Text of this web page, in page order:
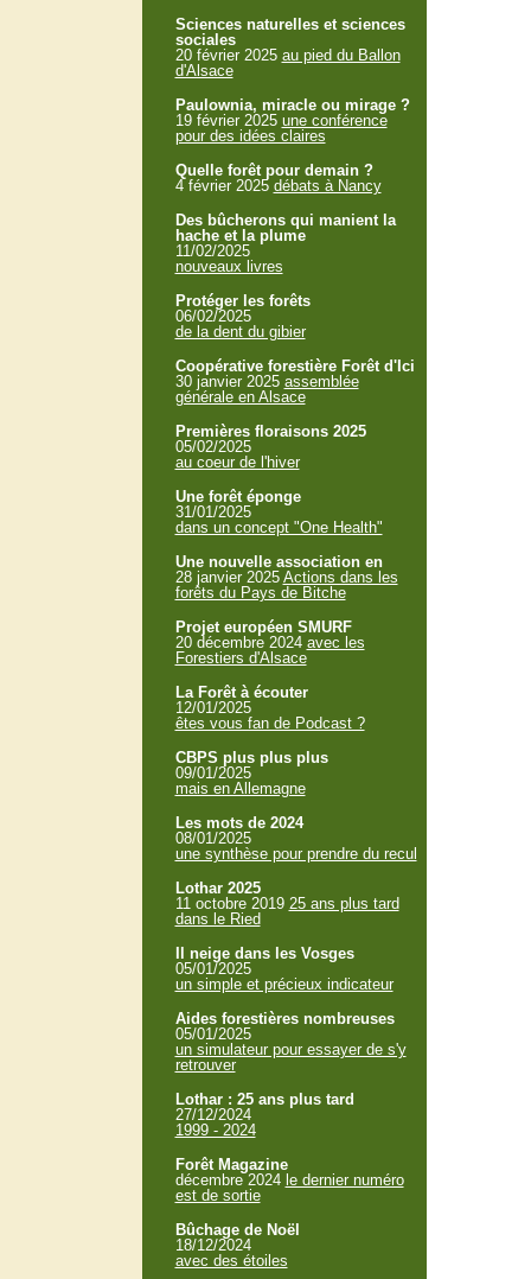
Sciences naturelles et sciences
sociales
20 février 2025 au pied du Ballon
d'Alsace
Paulownia, miracle ou mirage ?
19 février 2025 une conférence
pour des idées claires
Quelle forêt pour demain ?
4 février 2025 débats à Nancy
Des bûcherons qui manient la
hache et la plume
11/02/2025
nouveaux livres
Protéger les forêts
06/02/2025
de la dent du gibier
Coopérative forestière Forêt d'Ici
30 janvier 2025 assemblée
générale en Alsace
Premières floraisons 2025
05/02/2025
au coeur de l'hiver
Une forêt éponge
31/01/2025
dans un concept "One Health"
Une nouvelle association en
28 janvier 2025 Actions dans les
forêts du Pays de Bitche
Projet européen SMURF
20 décembre 2024 avec les
Forestiers d'Alsace
La Forêt à écouter
12/01/2025
êtes vous fan de Podcast ?
CBPS plus plus plus
09/01/2025
mais en Allemagne
Les mots de 2024
08/01/2025
une synthèse pour prendre du recul
Lothar 2025
11 octobre 2019 25 ans plus tard
dans le Ried
Il neige dans les Vosges
05/01/2025
un simple et précieux indicateur
Aides forestières nombreuses
05/01/2025
un simulateur pour essayer de s'y
retrouver
Lothar : 25 ans plus tard
27/12/2024
1999 - 2024
Forêt Magazine
décembre 2024 le dernier numéro
est de sortie
Bûchage de Noël
18/12/2024
avec des étoiles